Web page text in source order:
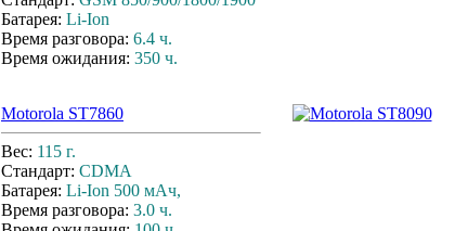
Батарея: Li-Ion
Время разговора: 6.4 ч.
Время ожидания: 350 ч.
Motorola ST7860
Вес: 115 г.
Стандарт: CDMA
Батарея: Li-Ion 500 мАч,
Время разговора: 3.0 ч.